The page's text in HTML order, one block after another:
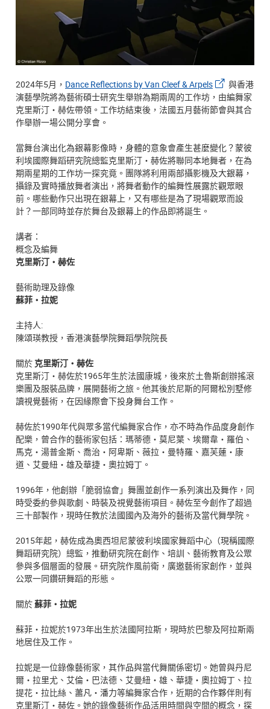
2024年5月， Dance Reflections by Van Cleef & Arpels
與香港
演藝學院將為藝術碩士研究生舉辦為期兩周的工作坊，由編舞家
克里斯汀・赫佐帶領。工作坊結束後，法國五月藝術節會與其合
作舉辦一場公開分享會。
當舞台演出化為銀幕影像時，身體的意象會產生甚麼變化？蒙彼
利埃國際舞蹈研究院總監克里斯汀・赫佐將聯同本地舞者，在為
期兩星期的工作坊一探究竟。團隊將利用兩部攝影機及大銀幕，
攝錄及實時播放舞者演出，將舞者動作的編舞性展露於觀眾眼
前。哪些動作只出現在銀幕上，又有哪些是為了現場觀眾而設
計？一部同時並存於舞台及銀幕上的作品即將誕生。
講者：
概念及編舞
克里斯汀・赫佐
藝術助理及錄像
蘇菲・拉妮
主持人:
陳頌瑛教授，香港演藝學院舞蹈學院院長
關於 克里斯汀・赫佐
克里斯汀・赫佐於1965年生於法國康城，後來於土魯斯創辦搖滾
樂團及服裝品牌，展開藝術之旅。他其後於尼斯的阿爾松別墅修
讀視覺藝術，在因緣際會下投身舞台工作。
赫佐於1990年代與眾多當代編舞家合作，亦不時為作品度身創作
配樂，曾合作的藝術家包括：瑪蒂德・莫尼葉、埃爾韋・羅伯、
馬克・湯普金斯、喬治・阿卑斯、薇拉・曼特羅、嘉芙蓮・康
道、艾曼紐・雄及華捷・奧拉姆丁。
1996年，他創辦「脆弱協會」舞團並創作一系列演出及舞作，同
時受委約參與歌劇、時裝及視覺藝術項目。赫佐至今創作了超過
三十部製作，現時任教於法國國內及海外的藝術及當代舞學院。
2015年起，赫佐成為奧西坦尼蒙彼利埃國家舞蹈中心（現稱國際
舞蹈研究院）總監，推動研究院在創作、培訓、藝術教育及公眾
參與多個層面的發展。研究院作風前衛，廣邀藝術家創作，並與
公眾一同鑽研舞蹈的形態。
關於蘇菲・拉妮
蘇菲・拉妮於1973年出生於法國阿拉斯，現時於巴黎及阿拉斯兩
地居住及工作。
拉妮是一位錄像藝術家，其作品與當代舞關係密切。她曾與丹尼
爾・拉里尤、艾倫・巴法德、艾曼紐・雄、華捷・奧拉姆丁、拉
提花・拉比絲、蕭凡・潘力等編舞家合作，近期的合作夥伴則有
克里斯汀・赫佐。她的錄像藝術作品活用時間與空間的概念，探